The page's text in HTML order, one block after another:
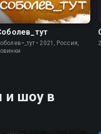
• 2021, Россия,
шоу в